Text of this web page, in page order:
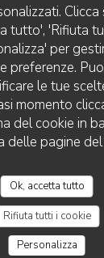
Clicca
tutto', 'Rifiuta
per
preferenze.
le tue
momento
del cookie in
delle pagine
Ok, accetta tutto
Rifiuta tutti i cookie
Personalizza
Ospiti 2
: 4 /5 Cucina :5 /5
Ospiti 2
:5/5 Cucina